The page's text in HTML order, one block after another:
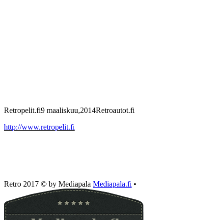
Retropelit.fi9 maaliskuu,2014Retroautot.fi
http://www.retropelit.fi
Retro 2017 © by Mediapala Mediapala.fi •